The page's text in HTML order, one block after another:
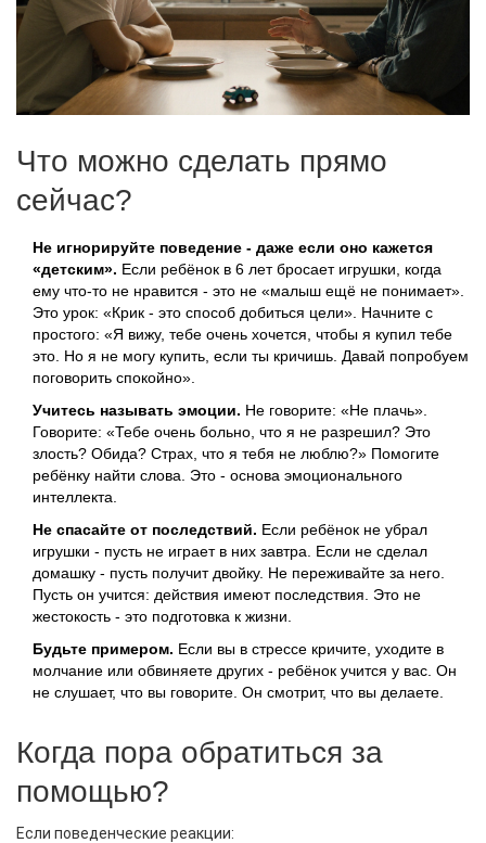
Что можно сделать прямо
сейчас?
Не игнорируйте поведение - даже если оно кажется
«детским». Если ребёнок в 6 лет бросает игрушки, когда
ему что-то не нравится - это не «малыш ещё не понимает».
Это урок: «Крик - это способ добиться цели». Начните с
простого: «Я вижу, тебе очень хочется, чтобы я купил тебе
это. Но я не могу купить, если ты кричишь. Давай попробуем
поговорить спокойно».
Учитесь называть эмоции. Не говорите: «Не плачь».
Говорите: «Тебе очень больно, что я не разрешил? Это
злость? Обида? Страх, что я тебя не люблю?» Помогите
ребёнку найти слова. Это - основа эмоционального
интеллекта.
Не спасайте от последствий. Если ребёнок не убрал
игрушки - пусть не играет в них завтра. Если не сделал
домашку - пусть получит двойку. Не переживайте за него.
Пусть он учится: действия имеют последствия. Это не
жестокость - это подготовка к жизни.
Будьте примером. Если вы в стрессе кричите, уходите в
молчание или обвиняете других - ребёнок учится у вас. Он
не слушает, что вы говорите. Он смотрит, что вы делаете.
Когда пора обратиться за
помощью?
Если поведенческие реакции: